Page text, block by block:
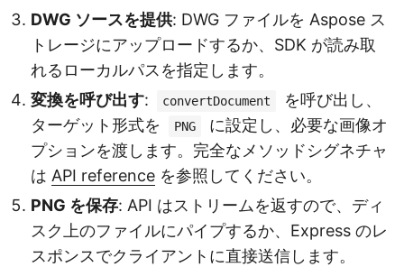
DWG ソースを提供: DWG ファイルを Aspose ス
トレージにアップロードするか、SDK が読み取
れるローカルパスを指定します。
変換を呼び出す: convertDocument
を呼び出し、
ターゲット形式を
PNG
に設定し、必要な画像オ
プションを渡します。完全なメソッドシグネチャ
は API reference を参照してください。
PNG を保存: API はストリームを返すので、ディ
スク上のファイルにパイプするか、Express のレ
スポンスでクライアントに直接送信します。